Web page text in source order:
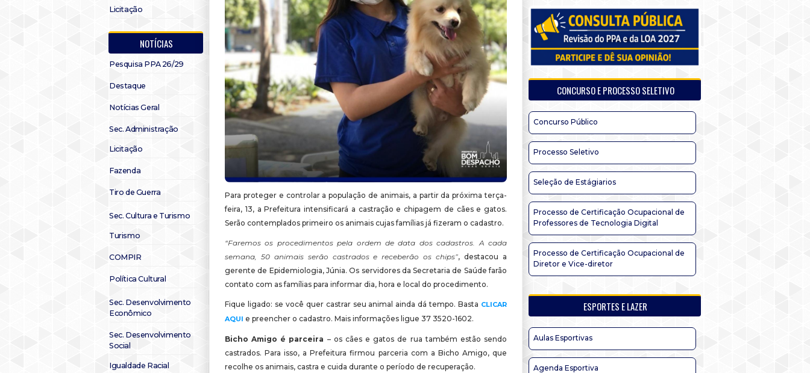
Licitação
NOTÍCIAS
Pesquisa PPA 26/29
Destaque
Notícias Geral
Sec. Administração
Licitação
Fazenda
Tiro de Guerra
Sec. Cultura e Turismo
Turismo
COMPIR
Política Cultural
Sec. Desenvolvimento
Econômico
Sec. Desenvolvimento
Social
Igualdade Racial
Para proteger e controlar a população de animais, a partir da próxima terça-
feira, 13, a Prefeitura intensificará a castração e chipagem de cães e gatos.
Serão contemplados primeiro os animais cujas famílias já fizeram o cadastro.
“Faremos os procedimentos pela ordem de data dos cadastros. A cada
semana, 50 animais serão castrados e receberão os chips”, destacou a
gerente de Epidemiologia, Júnia. Os servidores da Secretaria de Saúde farão
contato com as famílias para informar dia, hora e local do procedimento.
Fique ligado: se você quer castrar seu animal ainda dá tempo. Basta CLICAR
AQUI e preencher o cadastro. Mais informações ligue 37 3520-1602.
Bicho Amigo é parceira – os cães e gatos de rua também estão sendo
castrados. Para isso, a Prefeitura firmou parceria com a Bicho Amigo, que
recolhe os animais, castra e cuida durante o período de recuperação.
CONCURSO E PROCESSO SELETIVO
Concurso Público
Processo Seletivo
Seleção de Estágiarios
Processo de Certificação Ocupacional de
Professores de Tecnologia Digital
Processo de Certificação Ocupacional de
Diretor e Vice-diretor
ESPORTES E LAZER
Aulas Esportivas
Agenda Esportiva